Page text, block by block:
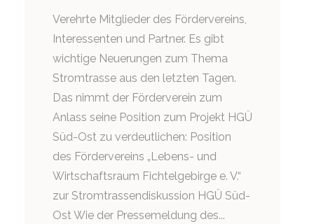
Verehrte Mitglieder des Fördervereins,
Interessenten und Partner. Es gibt
wichtige Neuerungen zum Thema
Stromtrasse aus den letzten Tagen.
Das nimmt der Förderverein zum
Anlass seine Position zum Projekt HGÜ
Süd-Ost zu verdeutlichen: Position
des Fördervereins „Lebens- und
Wirtschaftsraum Fichtelgebirge e. V.“
zur Stromtrassendiskussion HGÜ Süd-
Ost Wie der Pressemeldung des...